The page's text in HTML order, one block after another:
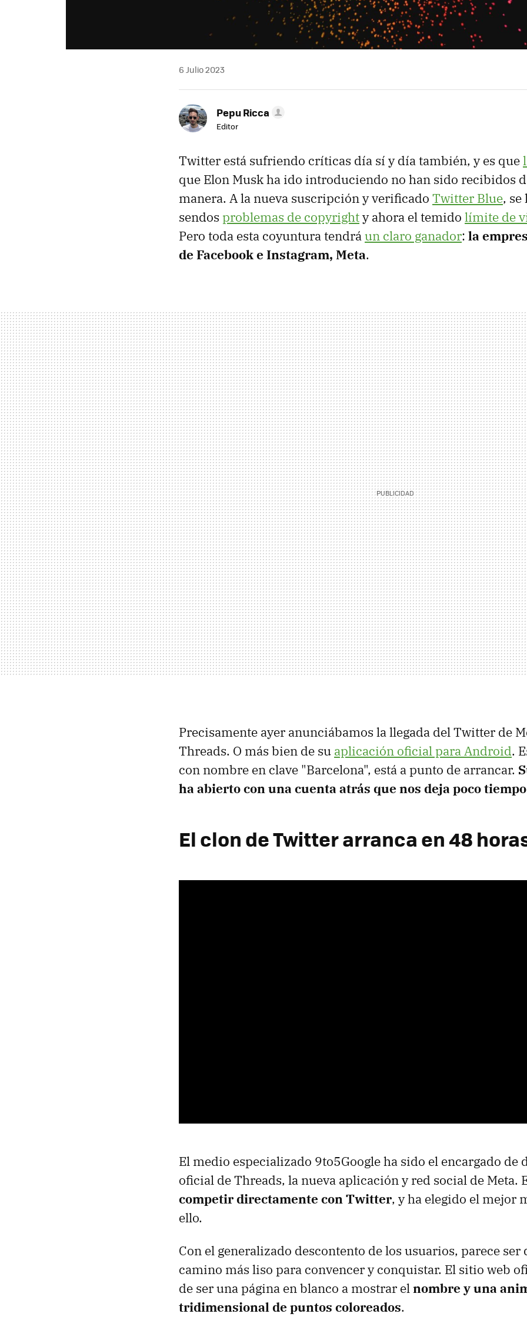
6 Julio 2023
Pepu Ricca
Editor
Twitter está sufriendo críticas día sí y día también, y es que
que Elon Musk ha ido introduciendo no han sido recibidos
manera. A la nueva suscripción y verificado Twitter Blue, se
sendos problemas de copyrighty ahora el temido límite de
Pero toda esta coyuntura tendráun claro ganador: la
de Facebook e Instagram, Meta.
Precisamente ayer anunciábamos la llegada del Twitter de
Threads. O más bien de su aplicación oficial para Android.
con nombre en clave "Barcelona", está a punto de arrancar.
ha abierto con una cuenta atrás que nos deja poco
El clon de Twitter arranca en 48
El medio especializado 9to5Google ha sido el encargado de
oficial de Threads, la nueva aplicación y red social de Meta.
competir directamente con Twitter, y ha elegido el mejor
ello.
Con el generalizado descontento de los usuarios, parece ser
camino más liso para convencer y conquistar. El sitio web
de ser una página en blanco a mostrar elnombre y una
tridimensional de puntos coloreados.